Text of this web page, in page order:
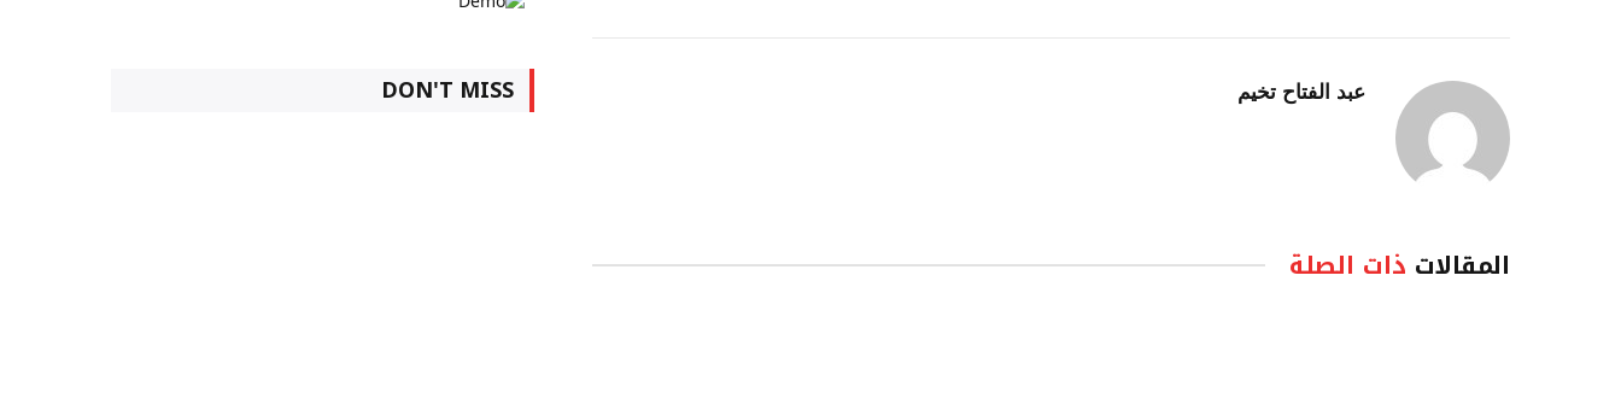
عبد الفتاح تخيم
المقالات ذات الصلة
DON'T MISS